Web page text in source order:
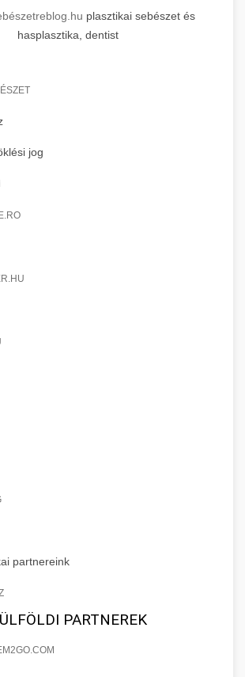
reblog.hu plasztikai sebészet és
hasplasztika, dentist
jog
partnereink
PARTNEREK